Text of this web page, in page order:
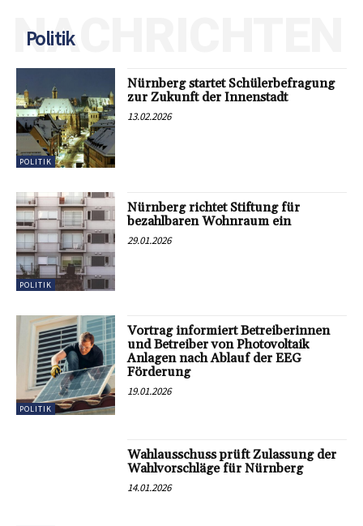
Politik
NACHRICHTEN
POLITIK
Nürnberg startet Schülerbefragung
zur Zukunft der Innenstadt
13.02.2026
POLITIK
Nürnberg richtet Stiftung für
bezahlbaren Wohnraum ein
29.01.2026
POLITIK
Vortrag informiert Betreiberinnen
und Betreiber von Photovoltaik
Anlagen nach Ablauf der EEG
Förderung
19.01.2026
Wahlausschuss prüft Zulassung der
Wahlvorschläge für Nürnberg
14.01.2026